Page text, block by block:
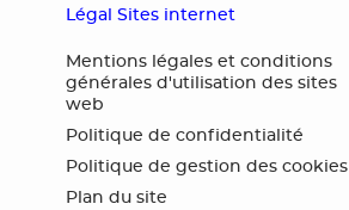
Légal Sites internet
Mentions légales et conditions
générales d'utilisation des sites
web
Politique de confidentialité
Politique de gestion des cookies
Plan du site